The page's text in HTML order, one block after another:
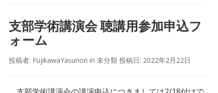
支部学術講演会 聴講用参加申込フ
ォーム
投稿者: FujikawaYasunori in 未分類投稿日: 2022年2月22日